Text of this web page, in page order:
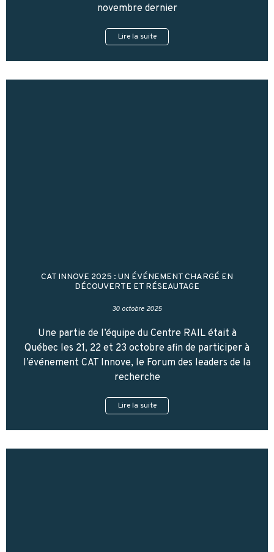
novembre dernier
Lire la suite
CAT INNOVE 2025 : UN ÉVÉNEMENT CHARGÉ EN
DÉCOUVERTE ET RÉSEAUTAGE
30 octobre 2025
Une partie de l’équipe du Centre RAIL était à
Québec les 21, 22 et 23 octobre afin de participer à
l’événement CAT Innove, le Forum des leaders de la
recherche
Lire la suite